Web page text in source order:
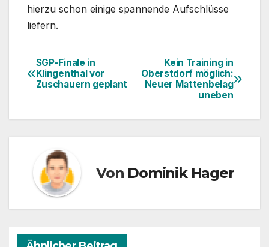
hierzu schon einige spannende Aufschlüsse
liefern.
BeitragsnavigationKein Training in
Oberstdorf möglich:
Neuer Mattenbelag
uneben
SGP-Finale in
Klingenthal vor
Zuschauern geplant
Von Dominik Hager